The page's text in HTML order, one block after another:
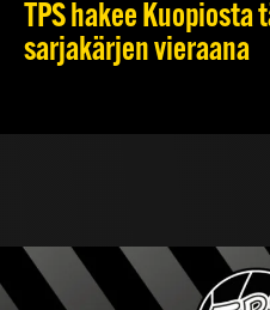
TPS hakee
sarjakärjen vieraana